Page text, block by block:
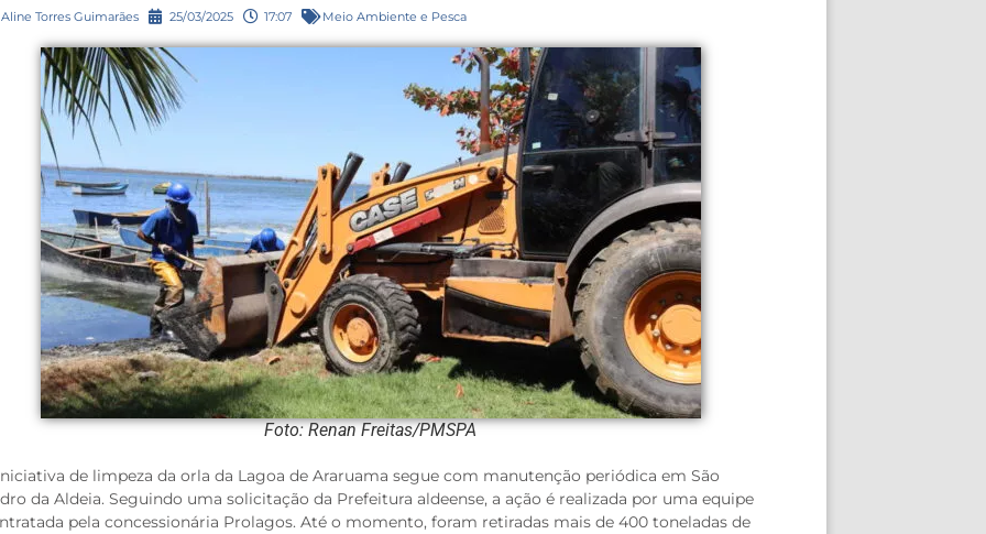
Aline Torres Guimarães 25/03/2025 17:07 Meio Ambiente e Pesca
Foto: Renan Freitas/PMSPA
de limpeza da orla da Lagoa de Araruama segue com manutenção periódica em São
da Aldeia. Seguindo uma solicitação da Prefeitura aldeense, a ação é realizada por uma equipe
pela concessionária Prolagos. Até o momento, foram retiradas mais de 400 toneladas de